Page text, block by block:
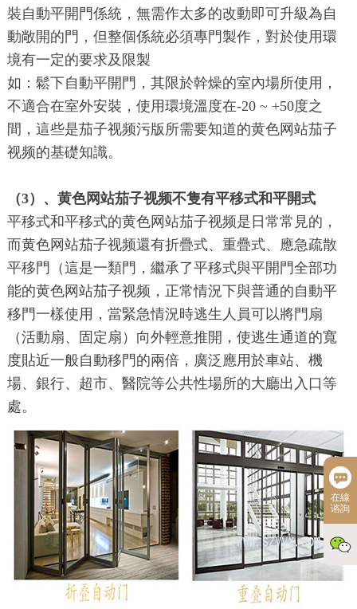
裝自動平開門係統，無需作太多的改動即可升級為自
動敞開的門，但整個係統必須專門製作，對於使用環
境有一定的要求及限製
如：鬆下自動平開門，其限於幹燥的室內場所使用，
不適合在室外安裝，使用環境溫度在-20 ~ +50度之
間，這些是茄子视频污版所需要知道的黄色网站茄子
视频的基礎知識。
（3）、黄色网站茄子视频不隻有平移式和平開式
平移式和平移式的黄色网站茄子视频是日常常見的，
而黄色网站茄子视频還有折疊式、重疊式、應急疏散
平移門（這是一類門，繼承了平移式與平開門全部功
能的黄色网站茄子视频，正常情況下與普通的自動平
移門一樣使用，當緊急情況時逃生人員可以將門扇
（活動扇、固定扇）向外輕意推開，使逃生通道的寬
度貼近一般自動移門的兩倍，廣泛應用於車站、機
場、銀行、超市、醫院等公共性場所的大廳出入口等
處。
在線
谘詢